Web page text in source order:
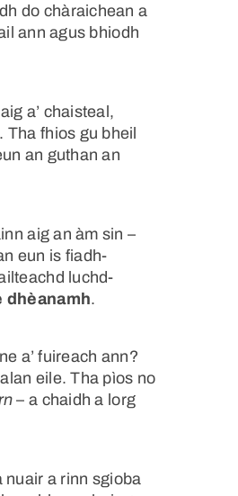
do chàraichean a
ann agus bhiodh
a’ chaisteal,
fhios gu bheil
an guthan an
aig an àm sin –
eun is fiadh-
luchd-
dhèanamh.
a’ fuireach ann?
eile. Tha pìos no
– a chaidh a lorg
a rinn sgioba